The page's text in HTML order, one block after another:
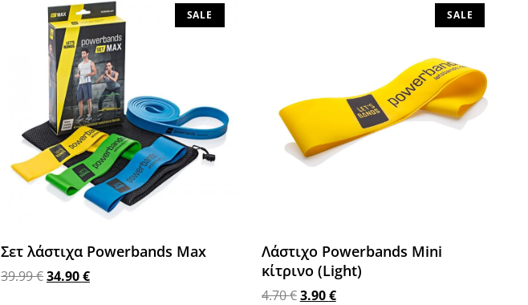
SALE
Σετ λάστιχα Powerbands Max
39.99€34.90€
SALE
Λάστιχο Powerbands Mini
κίτρινο (Light)
4.70€3.90€